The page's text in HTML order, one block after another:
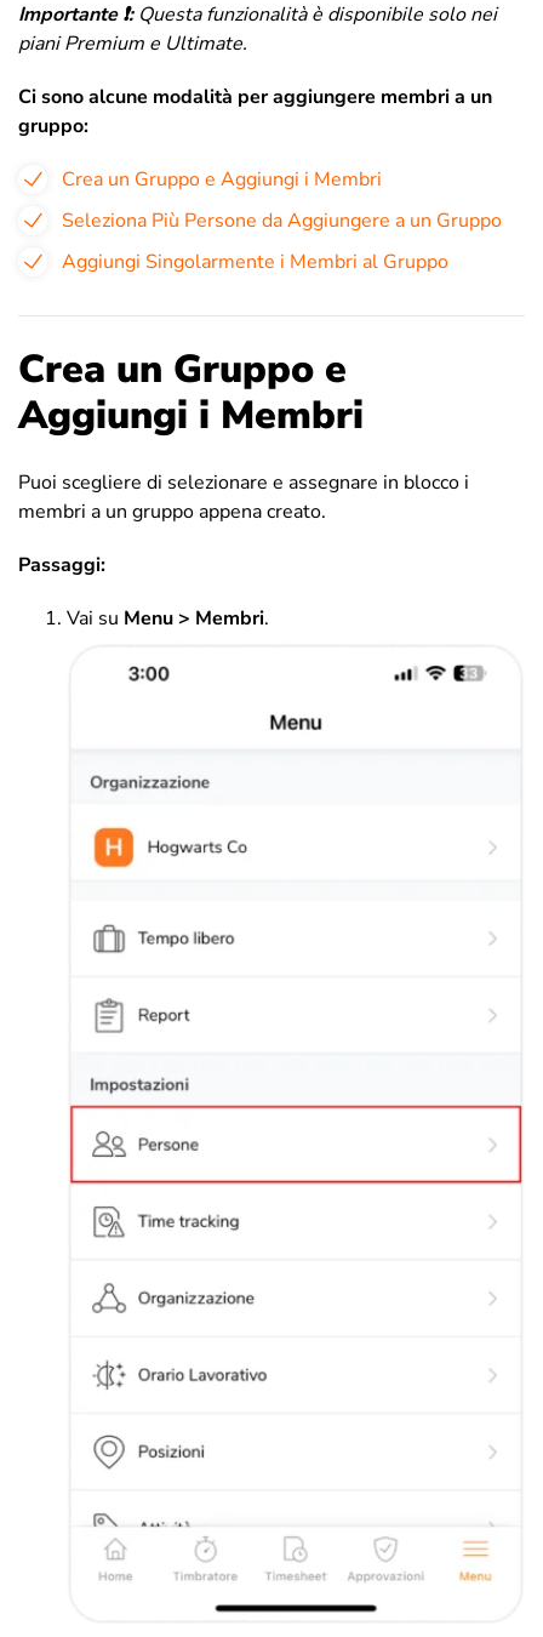
Importante ❗: Questa funzionalità è disponibile solo nei
piani Premium e Ultimate.
Ci sono alcune modalità per aggiungere membri a un
gruppo:
Crea un Gruppo e Aggiungi i Membri
Seleziona Più Persone da Aggiungere a un Gruppo
Aggiungi Singolarmente i Membri al Gruppo
Crea un Gruppo e
Aggiungi i Membri
Puoi scegliere di selezionare e assegnare in blocco i
membri a un gruppo appena creato.
Passaggi:
Vai su Menu > Membri.